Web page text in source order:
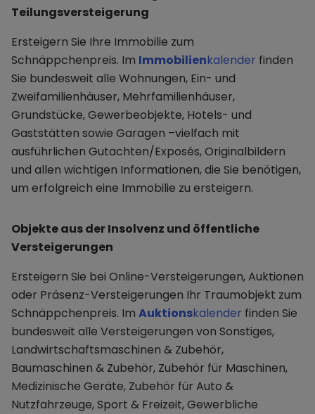
Teilungsversteigerung
Ersteigern Sie Ihre Immobilie zum
Schnäppchenpreis. Im Immobilienkalender finden
Sie bundesweit alle Wohnungen, Ein- und
Zweifamilienhäuser, Mehrfamilienhäuser,
Grundstücke, Gewerbeobjekte, Hotels- und
Gaststätten sowie Garagen –vielfach mit
ausführlichen Gutachten/Exposés, Originalbildern
und allen wichtigen Informationen, die Sie benötigen,
um erfolgreich eine Immobilie zu ersteigern.
Objekte aus der Insolvenz und öffentliche
Versteigerungen
Ersteigern Sie bei Online-Versteigerungen, Auktionen
oder Präsenz-Versteigerungen Ihr Traumobjekt zum
Schnäppchenpreis. Im Auktionskalender finden Sie
bundesweit alle Versteigerungen von Sonstiges,
Landwirtschaftsmaschinen & Zubehör,
Baumaschinen & Zubehör, Zubehör für Maschinen,
Medizinische Geräte, Zubehör für Auto &
Nutzfahrzeuge, Sport & Freizeit, Gewerbliche